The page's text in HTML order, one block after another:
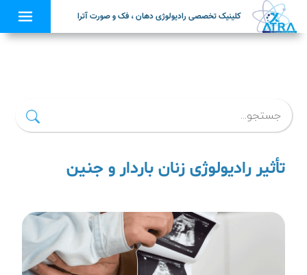
× کلینیک تخصصی رادیولوژی دهان ، فک و صورت آترا
تأثیر رادیولوژی زنان باردار و جنین